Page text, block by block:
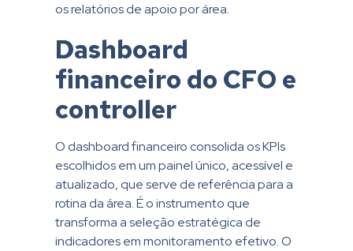
os relatórios de apoio por área.
Dashboard
financeiro do CFO e
controller
O dashboard financeiro consolida os KPIs
escolhidos em um painel único, acessível e
atualizado, que serve de referência para a
rotina da área. É o instrumento que
transforma a seleção estratégica de
indicadores em monitoramento efetivo. O